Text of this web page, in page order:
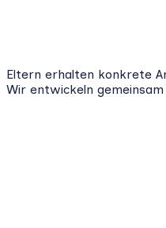
Eltern erhalten konkrete
Wir entwickeln